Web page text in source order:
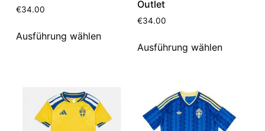
€34.00
Ausführung wählen
Outlet
€34.00
Ausführung wählen